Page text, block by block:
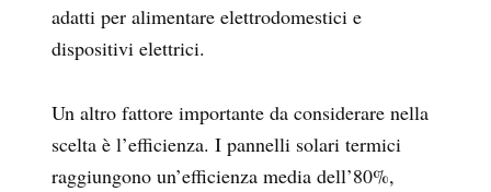
adatti per alimentare elettrodomestici e
dispositivi elettrici.
Un altro fattore importante da considerare nella
scelta è l’efficienza. I pannelli solari termici
raggiungono un’efficienza media dell’80%,